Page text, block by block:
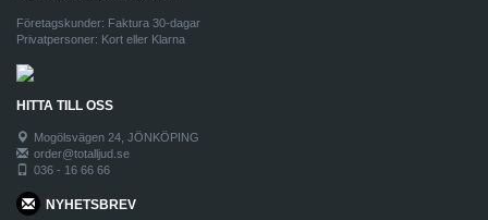
Företagskunder: Faktura 30-dagar
Privatpersoner: Kort eller Klarna
HITTA TILL OSS
Mogölsvägen 24, JÖNKÖPING
order@totalljud.se
036 - 16 66 66
NYHETSBREV